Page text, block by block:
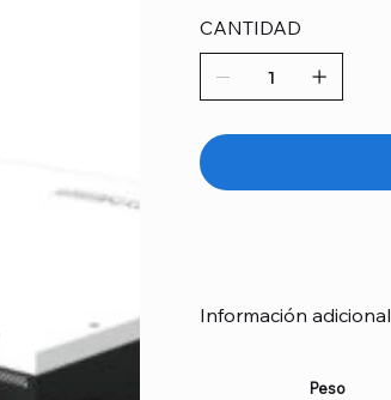
CANTIDAD
Información adicional
Peso